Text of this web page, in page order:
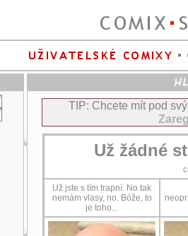
TIP: Chcete mít pod
Už žádné
Už jste s tím trapní. No tak
nemám vlasy, no. Bóže, to
je toho...